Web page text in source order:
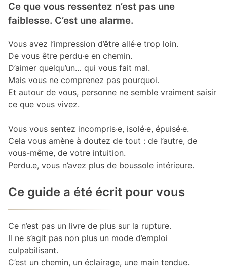
Ce que vous ressentez n’est pas une
faiblesse. C’est une alarme.
Vous avez l’impression d’être allé·e trop loin.
De vous être perdu·e en chemin.
D’aimer quelqu’un… qui vous fait mal.
Mais vous ne comprenez pas pourquoi.
Et autour de vous, personne ne semble vraiment saisir
ce que vous vivez.
Vous vous sentez incompris·e, isolé·e, épuisé·e.
Cela vous amène à doutez de tout : de l’autre, de
vous-même, de votre intuition.
Perdu.e, vous n’avez plus de boussole intérieure.
Ce guide a été écrit pour vous
Ce n’est pas un livre de plus sur la rupture.
Il ne s’agit pas non plus un mode d’emploi
culpabilisant.
C’est un chemin, un éclairage, une main tendue.